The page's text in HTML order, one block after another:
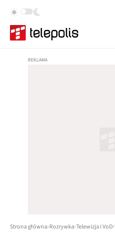
Strona główna Rozrywka Telewizja i VoD